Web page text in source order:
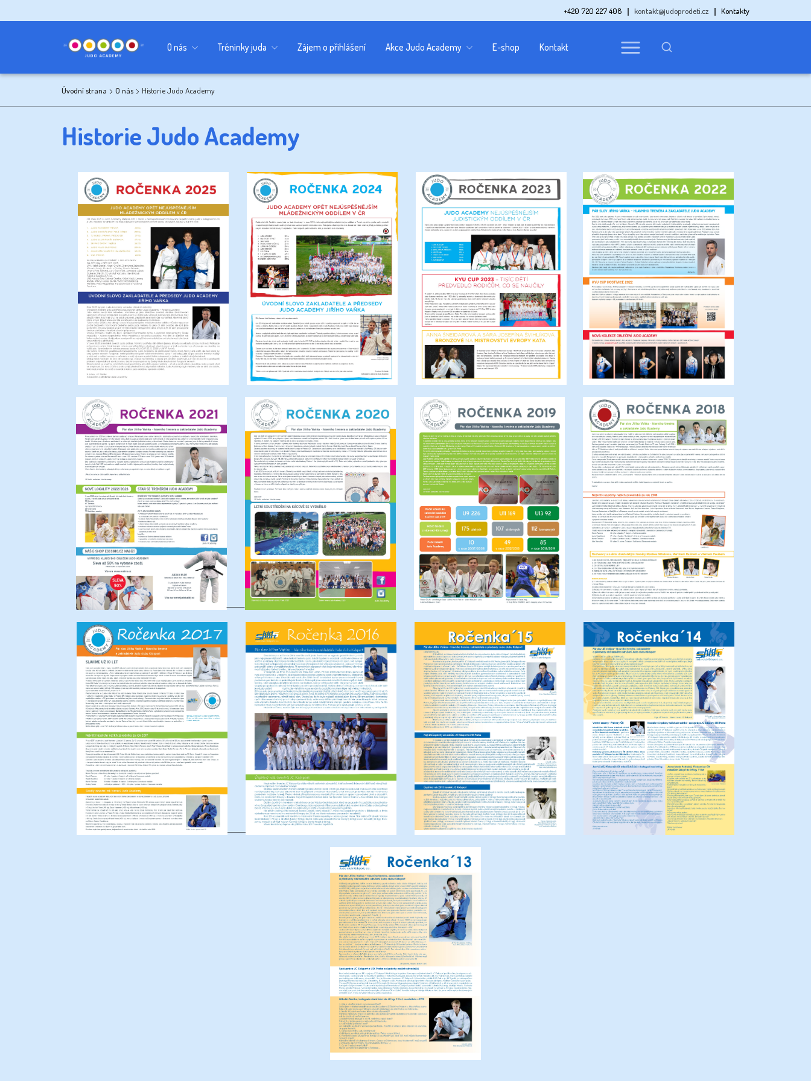
+420 720 227 408 kontakt@judoprodeti.cz Kontakty
O nás Tréninky juda Zájem o přihlášení Akce Judo Academy E-shop Kontakt
Kancelář
Sponzoři
Učebna
Úvodní strana O nás Historie Judo Academy
Historie Judo Academy